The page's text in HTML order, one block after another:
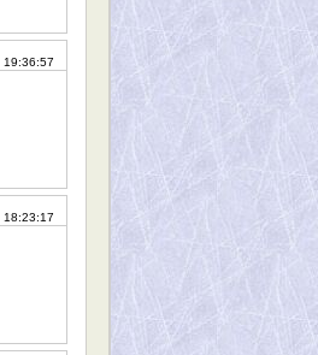
19:36:57
18:23:17